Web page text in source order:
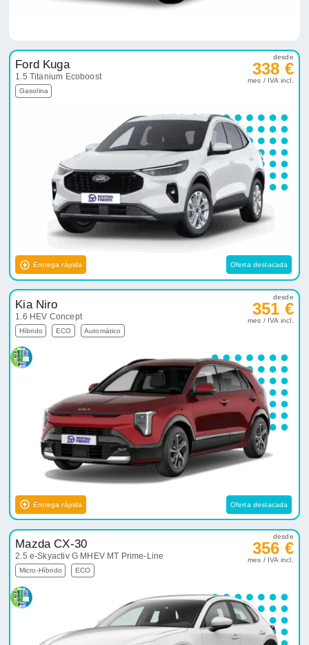
Ford Kuga
1.5 Titanium Ecoboost
Gasolina
desde
338 €
mes / IVA incl.
Entrega rápida Oferta destacada
Kia Niro
1.6 HEV Concept
Híbrido ECO Automático
desde
351 €
mes / IVA incl.
Entrega rápida Oferta destacada
Mazda CX-30
2.5 e-Skyactiv G MHEV MT Prime-Line
Micro-Híbrido ECO
desde
356 €
mes / IVA incl.